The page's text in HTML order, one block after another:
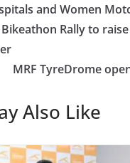
and Women
Rally to
MRF TyreDrome
Also Like